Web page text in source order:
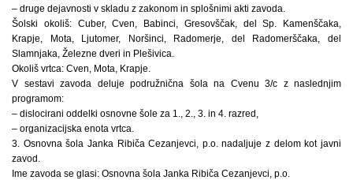
– druge dejavnosti v skladu z zakonom in splošnimi akti zavoda.
Šolski okoliš: Cuber, Cven, Babinci, Gresovščak, del Sp. Kamenščaka,
Krapje, Mota, Ljutomer, Noršinci, Radomerje, del Radomerščaka, del
Slamnjaka, Železne dveri in Plešivica.
Okoliš vrtca: Cven, Mota, Krapje.
V sestavi zavoda deluje podružnična šola na Cvenu 3/c z naslednjim
programom:
– dislocirani oddelki osnovne šole za 1., 2., 3. in 4. razred,
– organizacijska enota vrtca.
3. Osnovna šola Janka Ribiča Cezanjevci, p.o. nadaljuje z delom kot javni
zavod.
Ime zavoda se glasi: Osnovna šola Janka Ribiča Cezanjevci, p.o.